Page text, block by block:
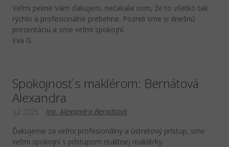
Veľmi pekne Vám ďakujem, nečakala som, že to všetko tak
rýchlo a profesionálne prebehne. Pozreli sme si dnešnú
prezentáciu a sme veľmi spokojní.
Eva G.
Spokojnosť s maklérom: Bernátová
Alexandra
Ing. Alexandra Bernátová
júl 2025
Ďakujeme za veľmi profesionálny a ústretový prístup, sme
veľmi spokojní s prístupom realitnej maklérky.